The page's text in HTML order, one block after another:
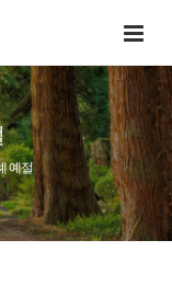
예절